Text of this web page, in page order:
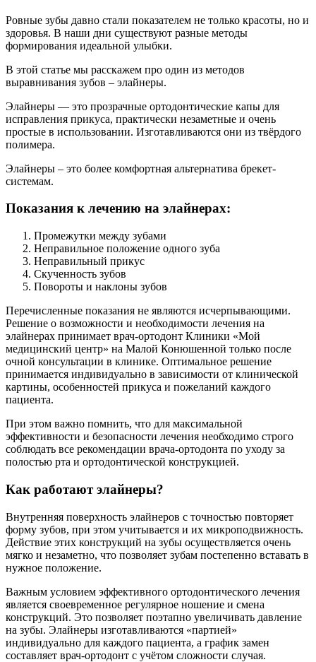
Ровные зубы давно стали показателем не только красоты, но и
здоровья. В наши дни существуют разные методы
формирования идеальной улыбки.
В этой статье мы расскажем про один из методов
выравнивания зубов – элайнеры.
Элайнеры — это прозрачные ортодонтические капы для
исправления прикуса, практически незаметные и очень
простые в использовании. Изготавливаются они из твёрдого
полимера.
Элайнеры – это более комфортная альтернатива брекет-
системам.
Показания к лечению на элайнерах:
Промежутки между зубами
Неправильное положение одного зуба
Неправильный прикус
Скученность зубов
Повороты и наклоны зубов
Перечисленные показания не являются исчерпывающими.
Решение о возможности и необходимости лечения на
элайнерах принимает врач-ортодонт Клиники «Мой
медицинский центр» на Малой Конюшенной только после
очной консультации в клинике. Оптимальное решение
принимается индивидуально в зависимости от клинической
картины, особенностей прикуса и пожеланий каждого
пациента.
При этом важно помнить, что для максимальной
эффективности и безопасности лечения необходимо строго
соблюдать все рекомендации врача-ортодонта по уходу за
полостью рта и ортодонтической конструкцией.
Как работают элайнеры?
Внутренняя поверхность элайнеров с точностью повторяет
форму зубов, при этом учитывается и их микроподвижность.
Действие этих конструкций на зубы осуществляется очень
мягко и незаметно, что позволяет зубам постепенно вставать в
нужное положение.
Важным условием эффективного ортодонтического лечения
является своевременное регулярное ношение и смена
конструкций. Это позволяет поэтапно увеличивать давление
на зубы. Элайнеры изготавливаются «партией»
индивидуально для каждого пациента, а график замен
составляет врач-ортодонт с учётом сложности случая.